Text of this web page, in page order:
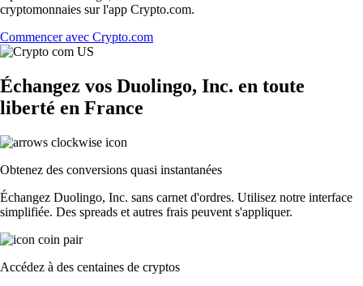
cryptomonnaies sur l'app Crypto.com.
Commencer avec Crypto.com
Échangez vos Duolingo, Inc. en toute
liberté en France
Obtenez des conversions quasi instantanées
Échangez Duolingo, Inc. sans carnet d'ordres. Utilisez notre interface
simplifiée. Des spreads et autres frais peuvent s'appliquer.
Accédez à des centaines de cryptos